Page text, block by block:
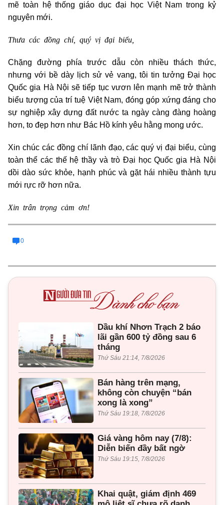
mẽ toàn hệ thống giáo dục đại học Việt Nam trong kỷ
nguyên mới.
Thưa các đồng chí, quý vị đại biểu,
Chặng đường phía trước dẫu còn nhiều thách thức,
nhưng với bề dày lịch sử vẻ vang, tôi tin tưởng Đại học
Quốc gia Hà Nội sẽ tiếp tục vươn lên mạnh mẽ trở thành
biểu tượng của trí tuệ Việt Nam, đóng góp xứng đáng cho
sự nghiệp xây dựng đất nước ta ngày càng đàng hoàng
hơn, to đẹp hơn như Bác Hồ kính yêu hằng mong ước.
Xin chúc các đồng chí lãnh đạo, các quý vị đại biểu, cùng
toàn thể các thế hệ thầy và trò Đại học Quốc gia Hà Nội
dồi dào sức khỏe, hạnh phúc và gặt hái nhiều thành tựu
mới rực rỡ hơn nữa.
Xin trân trọng cảm ơn!
0
Dầu khí Nhơn Trạch 2 báo
lãi gần 600 tỷ đồng sau 6
tháng
Thứ Sáu 21:14, 7/8/2026
Bán hàng trên mạng,
không còn chuyện “bán
xong là xong”
Thứ Sáu 19:18, 7/8/2026
Giá vàng hôm nay (7/8):
Diễn biến đầy bất ngờ
Thứ Sáu 19:15, 7/8/2026
Khai quật, giám định 469